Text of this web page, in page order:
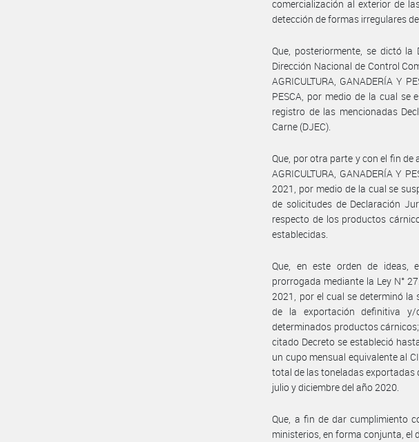
comercialización al exterior de
detección de formas irregulares
Que, posteriormente, se dictó
Dirección Nacional de Control
AGRICULTURA, GANADERÍA Y
PESCA, por medio de la cual se
registro de las mencionadas
Carne (DJEC).
Que, por otra parte y con el fin de
AGRICULTURA, GANADERÍA Y
2021, por medio de la cual se
de solicitudes de Declaración
respecto de los productos
establecidas.
Que, en este orden de ideas,
prorrogada mediante la Ley N°
2021, por el cual se determinó la
de la exportación definitiva
determinados productos
citado Decreto se estableció
un cupo mensual equivalente al
total de las toneladas
julio y diciembre del año 2020.
Que, a fin de dar cumplimiento
ministerios, en forma conjunta, el